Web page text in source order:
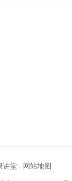
讲堂 - 网站地图